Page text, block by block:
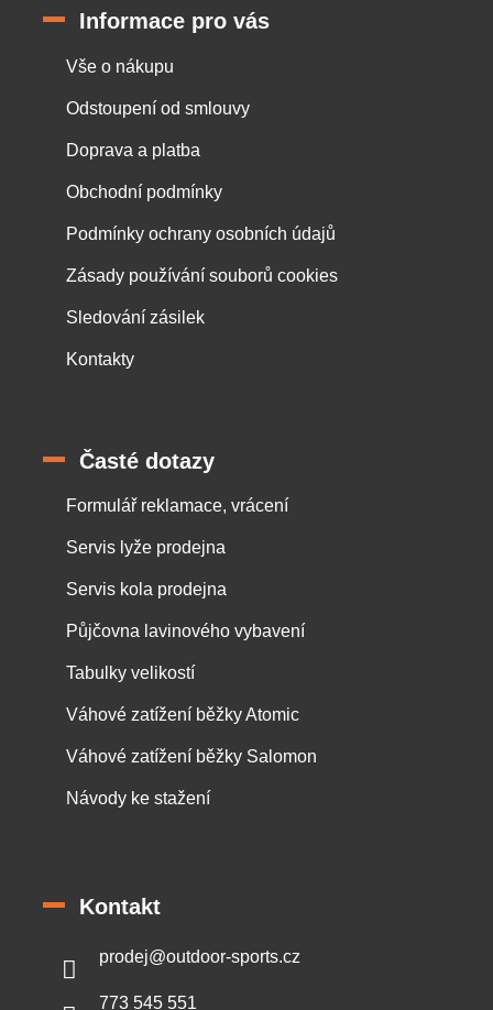
Informace pro vás
Vše o nákupu
Odstoupení od smlouvy
Doprava a platba
Obchodní podmínky
Podmínky ochrany osobních údajů
Zásady používání souborů cookies
Sledování zásilek
Kontakty
Časté dotazy
Formulář reklamace, vrácení
Servis lyže prodejna
Servis kola prodejna
Půjčovna lavinového vybavení
Tabulky velikostí
Váhové zatížení běžky Atomic
Váhové zatížení běžky Salomon
Návody ke stažení
Kontakt
prodej@outdoor-sports.cz
773 545 551